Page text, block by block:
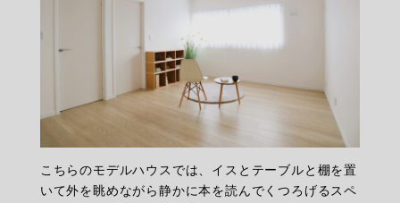
こちらのモデルハウスでは、イスとテーブルと棚を置
いて外を眺めながら静かに本を読んでくつろげるスペ